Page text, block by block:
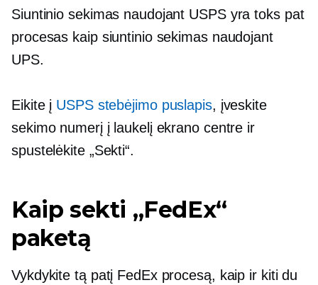
Siuntinio sekimas naudojant USPS yra toks pat
procesas kaip siuntinio sekimas naudojant
UPS.
Eikite į USPS stebėjimo puslapis, įveskite
sekimo numerį į laukelį ekrano centre ir
spustelėkite „Sekti“.
Kaip sekti „FedEx“
paketą
Vykdykite tą patį FedEx procesą, kaip ir kiti du